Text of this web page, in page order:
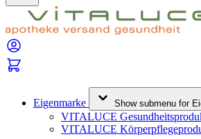
Eigenmarke Show submenu for
VITALUCE
VITALUCE